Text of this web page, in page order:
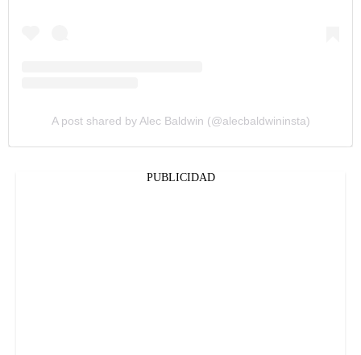
A post shared by Alec Baldwin (@alecbaldwininsta)
PUBLICIDAD